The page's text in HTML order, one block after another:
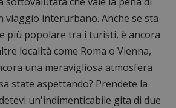
viaggio interurbano. Anche se sta
più popolare tra i turisti, è ancora
località come Roma o Vienna,
una meravigliosa atmosfera
state aspettando? Prendete la
un'indimenticabile gita di due